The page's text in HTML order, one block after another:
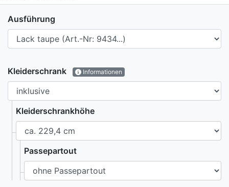
Ausführung
Kleiderschrank Informationen
Kleiderschrankhöhe
Passepartout